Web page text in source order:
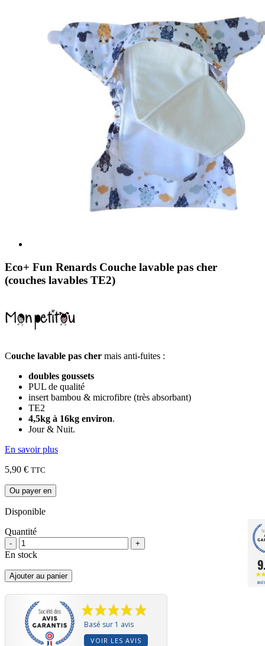
Eco+ Fun Renards Couche lavable pas cher
(couches lavables TE2)
Couche lavable pas cher mais anti-fuites :
doubles goussets
PUL de qualité
insert bambou & microfibre (très absorbant)
TE2
4,5kg à 16kg environ.
Jour & Nuit.
En savoir plus
5,90 € TTC
Ou payer en
Disponible
Quantité
- +
En stock
Ajouter au panier
Basé sur 1 avis
VOIR LES AVIS
BASÉ